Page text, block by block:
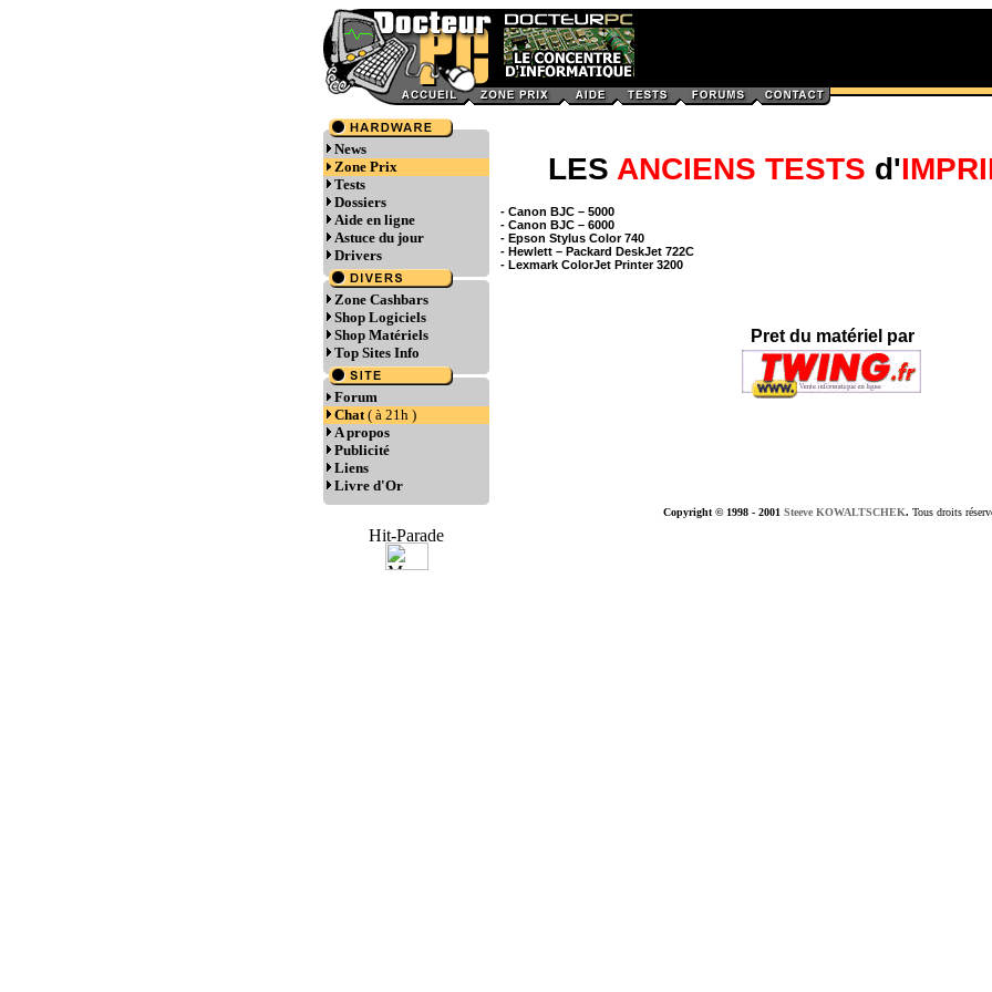
News
Zone Prix
Tests
Dossiers
Aide en ligne
Astuce du jour
Drivers
Zone Cashbars
Shop Logiciels
Shop Matériels
Top Sites Info
Forum
Chat( à 21h )
A propos
Publicité
Liens
Livre d'Or
LES ANCIENS TESTS d'
- Canon BJC – 5000
- Canon BJC – 6000
- Epson Stylus Color 740
- Hewlett – Packard DeskJet 722C
- Lexmark ColorJet Printer 3200
Pret du matériel par
Copyright © 1998 - 2001 Steeve KOWALTSCHEK. Tous droits